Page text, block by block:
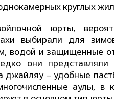
круглых
юрты,
выбирали для
водой и защищенные от
они
джайляу – удобные
аулы,